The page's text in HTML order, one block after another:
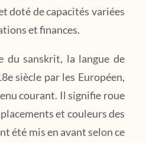
doté de capacités variées
et finances.
du sanskrit, la langue de
siècle par les Européen,
courant. Il signifie roue
et couleurs des
été mis en avant selon ce